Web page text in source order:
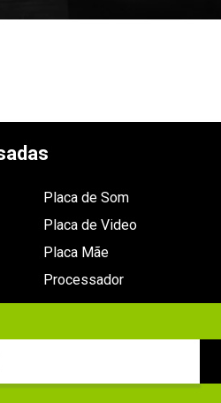
Placa de Som
Placa de Video
Placa Mãe
Processador